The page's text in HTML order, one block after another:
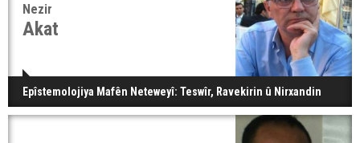
Nezir
Akat
Epîstemolojiya Mafên Neteweyî: Teswîr, Ravekirin û Nirxandin